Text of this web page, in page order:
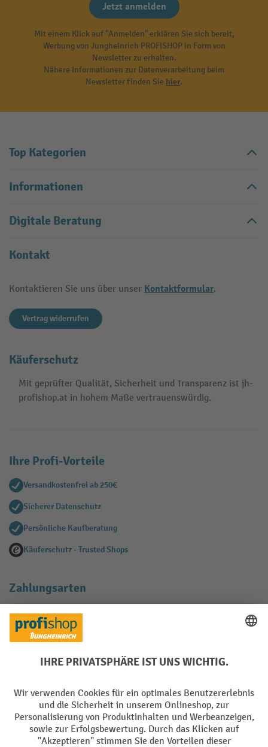
Jetzt anmelden
Mit einem Klick auf "Anmelden" erklären Sie sich bereit,
Werbung von Jungheinrich PROFISHOP in Form von
Newsletter zu erhalten.
Nähere Informationen zur Datenverarbeitung beim
Newsletter finden Sie hier.
Top Kategorien
Informationen
Digitale Beratung
Kontakt
Kontaktieren Sie uns über unser Kontaktformular.
Vertrag widerrufen
Käuferschutz
Mit geprüfter Qualität, Sicherheit und Transparenz ist jh-
profishop.at in hohem Maße vertrauenswürdig.
Ihre Profi-Vorteile
Versandkostenfrei ab 250€
Sicherer Datenschutz
Persönliche Kaufberatung
Käuferschutz - Trusted Shops
Zahlungsarten
Creditcard (Master)
Facebook
YouTube
LinkedIn
Instagram